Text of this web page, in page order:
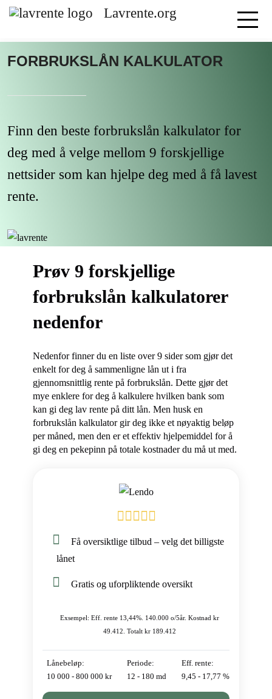
Lavrente.org
FORBRUKSLÅN KALKULATOR
Finn den beste forbrukslån kalkulator for
deg med å velge mellom 9 forskjellige
nettsider som kan hjelpe deg med å få lavest
rente.
Prøv 9 forskjellige
forbrukslån kalkulatorer
nedenfor
Nedenfor finner du en liste over 9 sider som gjør det
enkelt for deg å sammenligne lån ut i fra
gjennomsnittlig rente på forbrukslån. Dette gjør det
mye enklere for deg å kalkulere hvilken bank som
kan gi deg lav rente på ditt lån. Men husk en
forbrukslån kalkulator gir deg ikke et nøyaktig beløp
per måned, men den er et effektiv hjelpemiddel for å
gi deg en pekepinn på totale kostnader du må ut med.
Få oversiktlige tilbud – velg det billigste
lånet
Gratis og uforpliktende oversikt
Exsempel: Eff. rente 13,44%. 140.000 o/5år. Kostnad kr
49.412. Totalt kr 189.412
Lånebeløp:
10 000 - 800 000 kr
Periode:
12 - 180 md
Eff. rente:
9,45 - 17,77 %